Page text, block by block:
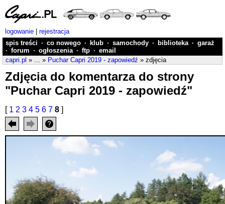
logowanie
rejestracja
spis treści · co nowego · klub · samochody · biblioteka · garaż
· forum · ogłoszenia · ftp · email
capri.pl » ... » Puchar Capri 2019 - zapowiedź » zdjęcia
Zdjęcia do komentarza do strony
"Puchar Capri 2019 - zapowiedź"
[ 1 2 3 4 5 6 7 8 ]